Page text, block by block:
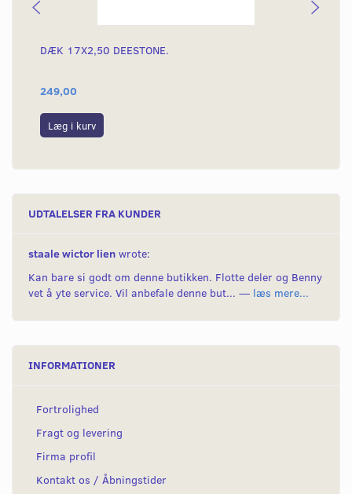
DÆK 17X2,50 DEESTONE.
249,00
Læg i kurv
UDTALELSER FRA KUNDER
staale wictor lien wrote:
Kan bare si godt om denne butikken. Flotte deler og Benny
vet å yte service. Vil anbefale denne but... — læs mere...
INFORMATIONER
Fortrolighed
Fragt og levering
Firma profil
Kontakt os / Åbningstider